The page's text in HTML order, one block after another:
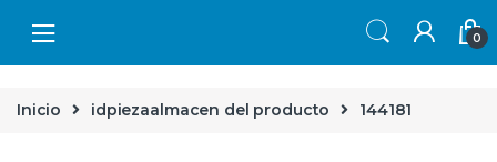
0
Inicio idpiezaalmacen del producto 144181